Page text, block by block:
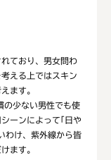
ており、男女問わ
える上ではスキン
ます。
の少ない男性でも使
ーンによって｢日や
わけ、紫外線から皆
ます。